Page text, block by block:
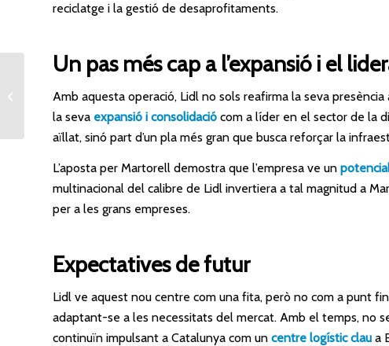
reciclatge i la gestió de desaprofitaments.
Un pas més cap a l’expansió i el
Amb aquesta operació, Lidl no sols reafirma la seva
la seva expansió i consolidació com a líder en el sector de la
aïllat, sinó part d’un pla més gran que busca reforçar la
L’aposta per Martorell demostra que l’empresa ve un
multinacional del calibre de Lidl invertiera a tal magnitud a
per a les grans empreses.
Expectatives de futur
Lidl ve aquest nou centre com una fita, però no com a punt
adaptant-se a les necessitats del mercat. Amb el temps, no
continuïn impulsant a Catalunya com un centre logístic clau a
La futura autopista
ferroviària Saragossa-
Catalunya: un nou
impuls per al Corredor...